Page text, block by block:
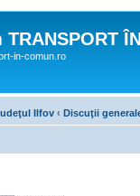
TRANSPORT
in-comun.ro
Ilfov ‹ Discuţii